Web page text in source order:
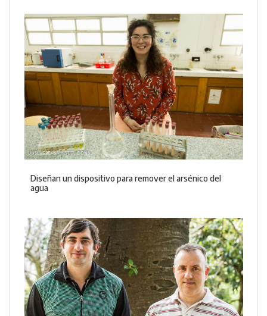
Diseñan un dispositivo para remover el arsénico del
agua